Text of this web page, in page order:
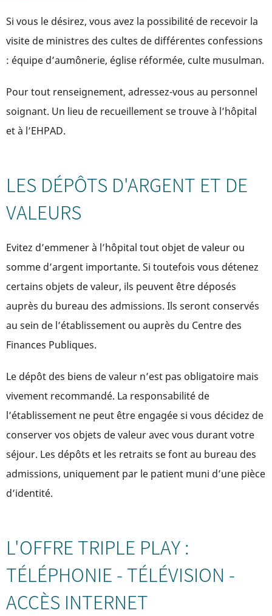
Si vous le désirez, vous avez la possibilité de recevoir la
visite de ministres des cultes de différentes confessions
: équipe d’aumônerie, église réformée, culte musulman.
Pour tout renseignement, adressez-vous au personnel
soignant. Un lieu de recueillement se trouve à l’hôpital
et à l’EHPAD.
LES DÉPÔTS D'ARGENT ET DE
VALEURS
Evitez d’emmener à l’hôpital tout objet de valeur ou
somme d’argent importante. Si toutefois vous détenez
certains objets de valeur, ils peuvent être déposés
auprès du bureau des admissions. Ils seront conservés
au sein de l’établissement ou auprès du Centre des
Finances Publiques.
Le dépôt des biens de valeur n’est pas obligatoire mais
vivement recommandé. La responsabilité de
l’établissement ne peut être engagée si vous décidez de
conserver vos objets de valeur avec vous durant votre
séjour. Les dépôts et les retraits se font au bureau des
admissions, uniquement par le patient muni d’une pièce
d’identité.
L'OFFRE TRIPLE PLAY :
TÉLÉPHONIE - TÉLÉVISION -
ACCÈS INTERNET